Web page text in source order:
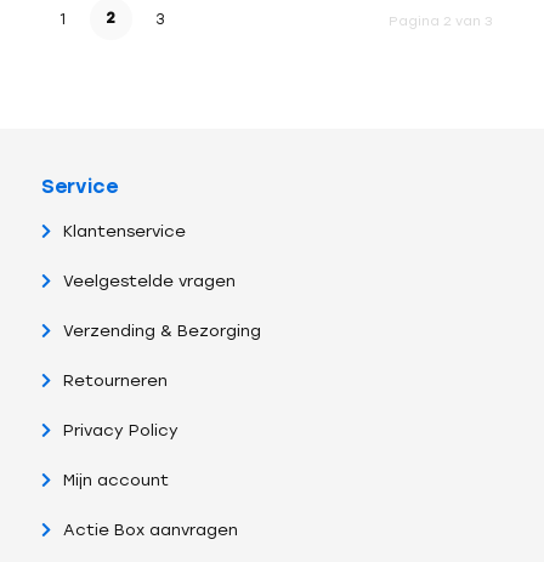
Pagina 2 van 3
1 2 3
Service
Klantenservice
Veelgestelde vragen
Verzending & Bezorging
Retourneren
Privacy Policy
Mijn account
Actie Box aanvragen